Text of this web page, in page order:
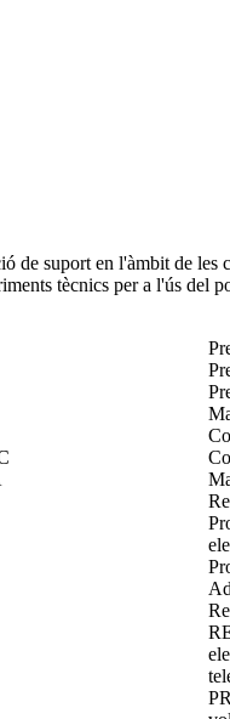
de suport en l'àmbit de
tècnics per a l'ús del